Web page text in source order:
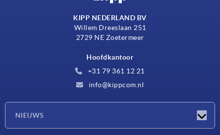
KIPP NEDERLAND BV
Willem Dreeslaan 251
2729 NE Zoetermeer
Hoofdkantoor
+31 79 361 12 21
info@kippcom.nl
NIEUWS